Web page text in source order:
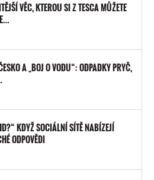
VĚC, KTEROU SI Z TESCA MŮŽETE
A „BOJ O VODU“: ODPADKY PRYČ,
KDYŽ SOCIÁLNÍ SÍTĚ NABÍZEJÍ
ODPOVĚDI